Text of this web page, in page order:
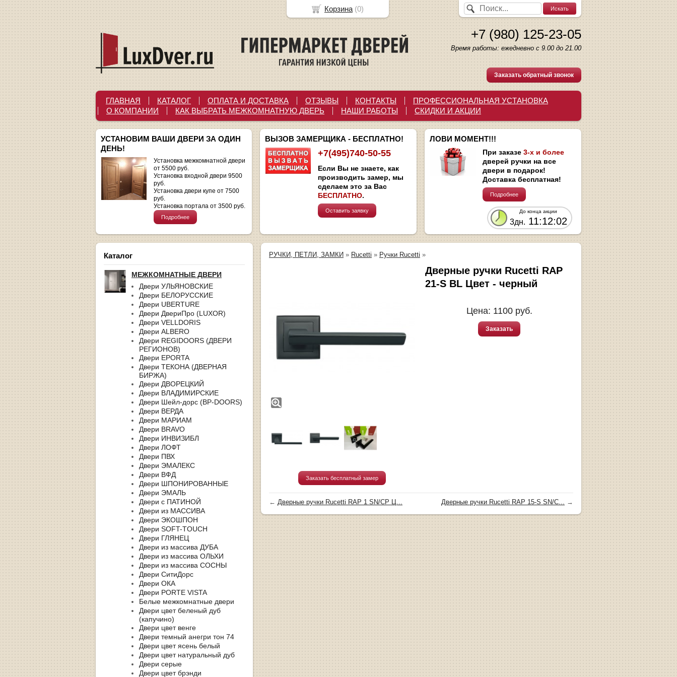
+7 (980) 125-23-05
Время работы: ежедневно с 9.00 до 21.00
Заказать обратный звонок
ГЛАВНАЯ КАТАЛОГ ОПЛАТА И ДОСТАВКА ОТЗЫВЫ КОНТАКТЫ
ПРОФЕССИОНАЛЬНАЯ УСТАНОВКА
О КОМПАНИИ
КАК ВЫБРАТЬ МЕЖКОМНАТНУЮ ДВЕРЬ НАШИ РАБОТЫ СКИДКИ И АКЦИИ
УСТАНОВИМ ВАШИ ДВЕРИ ЗА ОДИН
ДЕНЬ!
Установка межкомнатной двери
от 5500 руб.
Установка входной двери 9500
руб.
Установка двери купе от 7500
руб.
Установка портала от 3500 руб.
Подробнее
ВЫЗОВ ЗАМЕРЩИКА - БЕСПЛАТНО!
+7(495)740-50-55
Если Вы не знаете, как
производить замер, мы
сделаем это за Вас
БЕСПЛАТНО.
Оставить заявку
ЛОВИ МОМЕНТ!!!
При заказе 3-х и более
дверей ручки на все
двери в подарок!
Доставка бесплатная!
Подробнее
До конца акции
3дн. 11:12:01
Каталог
МЕЖКОМНАТНЫЕ ДВЕРИ
Двери УЛЬЯНОВСКИЕ
Двери БЕЛОРУССКИЕ
Двери UBERTURE
Двери ДвериПро (LUXOR)
Двери VELLDORIS
Двери ALBERO
Двери REGIDOORS (ДВЕРИ
РЕГИОНОВ)
Двери EPORTA
Двери ТЕКОНА (ДВЕРНАЯ
БИРЖА)
Двери ДВОРЕЦКИЙ
Двери ВЛАДИМИРСКИЕ
Двери Шейл-дорс (BP-DOORS)
Двери ВЕРДА
Двери МАРИАМ
Двери BRAVO
Двери ИНВИЗИБЛ
Двери ЛОФТ
Двери ПВХ
Двери ЭМАЛЕКС
Двери ВФД
Двери ШПОНИРОВАННЫЕ
Двери ЭМАЛЬ
Двери с ПАТИНОЙ
Двери из МАССИВА
Двери ЭКОШПОН
Двери SOFT-TOUCH
Двери ГЛЯНЕЦ
Двери из массива ДУБА
Двери из массива ОЛЬХИ
Двери из массива СОСНЫ
Двери СитиДорс
Двери ОКА
Двери PORTE VISTA
Белые межкомнатные двери
Двери цвет беленый дуб
(капучино)
Двери цвет венге
Двери темный анегри тон 74
Двери цвет ясень белый
Двери цвет натуральный дуб
Двери серые
Двери цвет брэнди
РУЧКИ, ПЕТЛИ, ЗАМКИ » Rucetti » Ручки Rucetti »
Заказать бесплатный замер
Дверные ручки Rucetti RAP
21-S BL Цвет - черный
Цена: 1100руб.
Заказать
← Дверные ручки Rucetti RAP 1 SN/CP Ц... Дверные ручки Rucetti RAP 15-S SN/C... →
Корзина (0)